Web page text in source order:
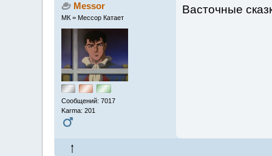
Messor
МК = Мессор Катает
Сообщений: 7017
Karma: 201
Васточные